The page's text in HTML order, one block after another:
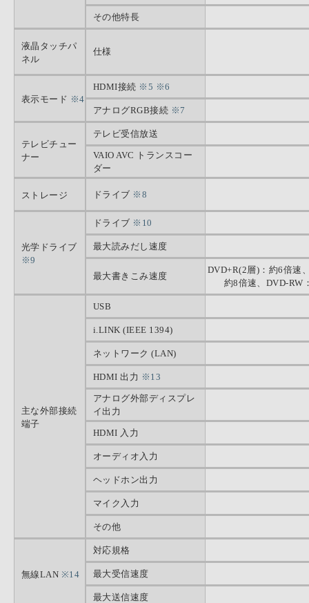
その他特長
液晶タッチパ
ネル
仕様
表示モード ※4
HDMI接続 ※5 ※6
アナログRGB接続 ※7
テレビチュー
ナー
テレビ受信放送
VAIO AVC トランスコー
ダー
ストレージ ドライブ ※8
光学ドライブ
※9
ドライブ ※10
最大読みだし速度
最大書きこみ速度
DVD+R(2層)：約6倍速
約8倍速、DVD-
主な外部接続
端子
USB
i.LINK (IEEE 1394)
ネットワーク (LAN)
HDMI 出力 ※13
アナログ外部ディスプレ
イ出力
HDMI 入力
オーディオ入力
ヘッドホン出力
マイク入力
その他
無線LAN ※14
対応規格
最大受信速度
最大送信速度